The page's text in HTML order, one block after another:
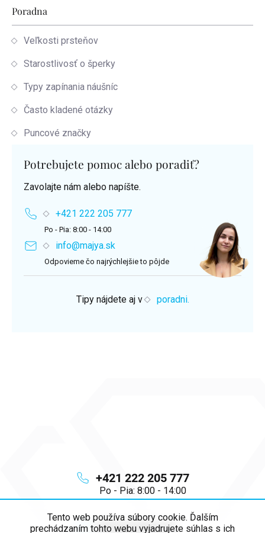
Tento web používa súbory cookie. Ďalším
prechádzaním tohto webu vyjadrujete súhlas s ich
info@majya.sk
+421 222 205 777
Po - Pia: 8:00 - 14:00
Poradna
Veľkosti prsteňov
Starostlivosť o šperky
Typy zapínania náušníc
Často kladené otázky
Puncové značky
Potrebujete pomoc alebo poradiť?
Zavolajte nám alebo napíšte.
+421 222 205 777
Po - Pia: 8:00 - 14:00
info@majya.sk
Odpovieme čo najrýchlejšie to pôjde
Tipy nájdete aj v poradni.